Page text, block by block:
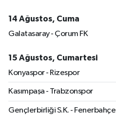
14 Ağustos, Cuma
Galatasaray - Çorum FK
15 Ağustos, Cumartesi
Konyaspor - Rizespor
Kasımpaşa - Trabzonspor
Gençlerbirliği S.K. - Fenerbahçe